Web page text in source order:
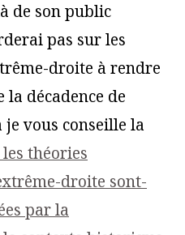
de son public
pas sur les
droite à rendre
la décadence de
vous conseille la
théories
droite sont-
par la